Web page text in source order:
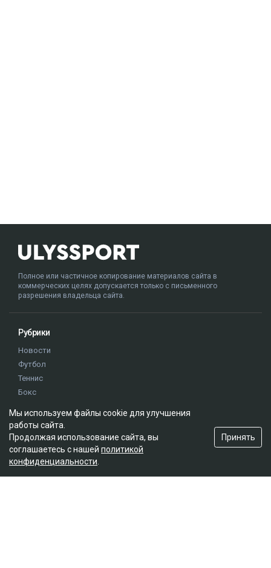
Полное или частичное копирование материалов сайта в
коммерческих целях допускается только с письменного
разрешения владельца сайта.
Рубрики
Новости
Футбол
Теннис
Бокс
Единоборства
Истории
Олимпиада
Мы используем файлы cookie для улучшения
работы сайта.
Продолжая использование сайта, вы
соглашаетесь с нашей политикой
конфиденциальности
Принять